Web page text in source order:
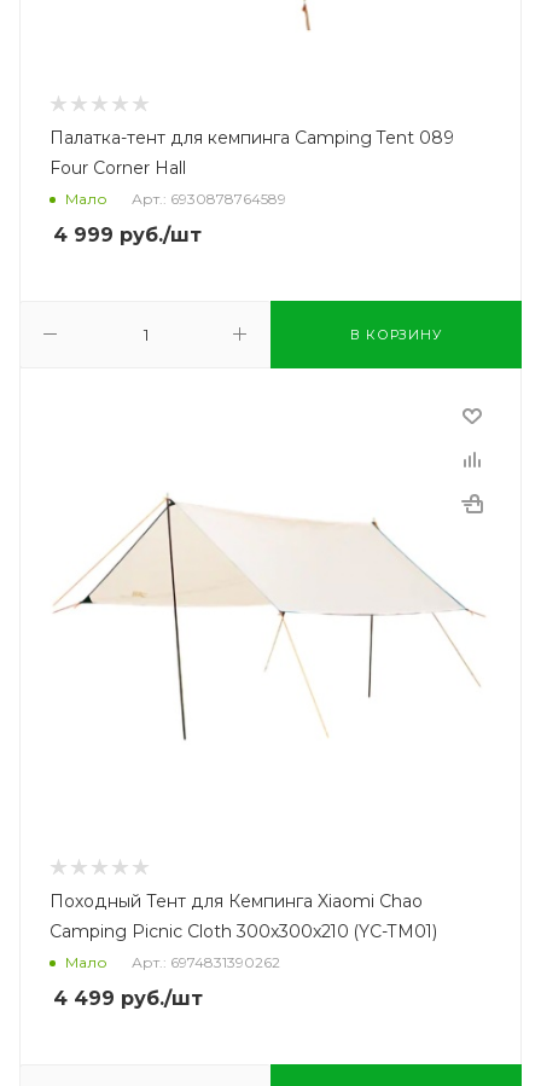
Палатка-тент для кемпинга Camping Tent 089
Four Corner Hall
Мало Арт.: 6930878764589
4 999 руб./шт
В КОРЗИНУ
Походный Тент для Кемпинга Xiaomi Chao
Camping Picnic Cloth 300x300x210 (YC-TM01)
Мало Арт.: 6974831390262
4 499 руб./шт